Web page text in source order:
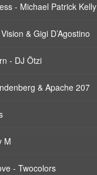
- Michael Patrick Kelly
& Gigi D’Agostino
- DJ Ötzi
& Apache 207
M
- Twocolors